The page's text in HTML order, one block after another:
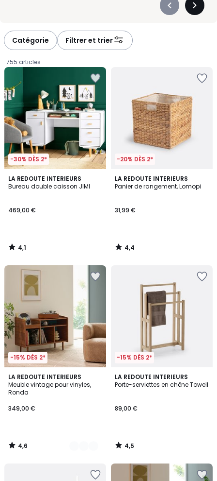
Précédent
Catégorie Filtrer et trier
755 articles
-30% DÈS 2*
LA REDOUTE INTERIEURS
Bureau double caisson JIMI
€.
469,00 €
4,1
/ 5
4,1
/
-20% DÈS 2*
LA REDOUTE INTERIEURS
Panier de rangement, Lomopi
31,99 €
4,4
/ 5
4,4
/
-15% DÈS 2*
LA REDOUTE INTERIEURS
Meuble vintage pour vinyles,
Ronda
349,00 €
4,6
/ 5
2
Couleurs
4,6
/
-15% DÈS 2*
LA REDOUTE INTERIEURS
Porte-serviettes en chêne Towell
89,00 €
4,5
/ 5
4,5
/